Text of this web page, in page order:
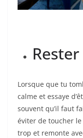
Lorsque que tu
calme et essaye
souvent qu’il faut
éviter de toucher le
trop et remonte